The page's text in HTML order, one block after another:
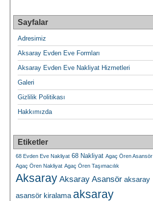
Sayfalar
Adresimiz
Aksaray Evden Eve Formları
Aksaray Evden Eve Nakliyat Hizmetleri
Galeri
Gizlilik Politikası
Hakkımızda
Etiketler
68 Evden Eve Nakliyat 68 Nakliyat Agaç Ören Asansör
Agaç Ören Nakliyat Agaç Ören Taşımacılık
Aksaray Aksaray Asansör aksaray
asansör kiralama aksaray